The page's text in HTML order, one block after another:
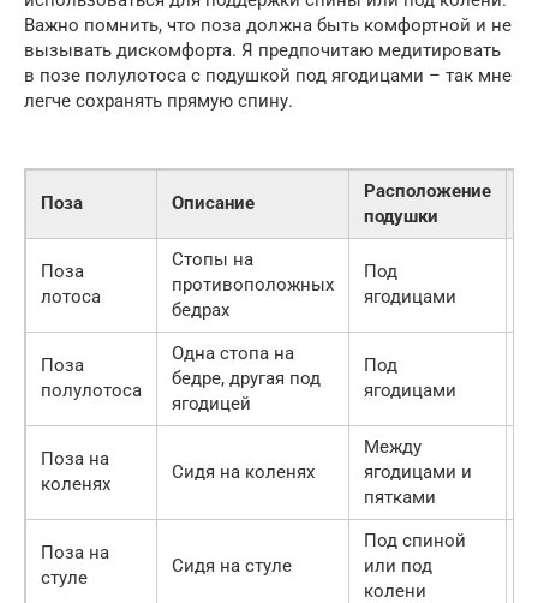
Важно помнить, что поза должна быть комфортной и не
вызывать дискомфорта. Я предпочитаю медитировать
в позе полулотоса с подушкой под ягодицами – так мне
легче сохранять прямую спину.
Поза Описание
Расположение
подушки
Поза
лотоса
Стопы на
противоположных
бедрах
Под
ягодицами
Поза
полулотоса
Одна стопа на
бедре, другая под
ягодицей
Под
ягодицами
Поза на
коленях
Сидя на коленях
Между
ягодицами и
пятками
Поза на
стуле
Сидя на стуле
Под спиной
или под
колени